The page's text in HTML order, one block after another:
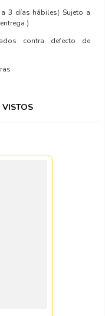
3 días hábiles( Sujeto a
)
contra defecto de
VISTOS